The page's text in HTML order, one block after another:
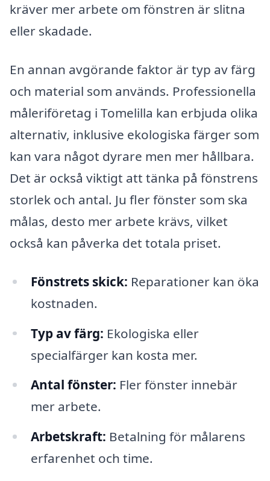
kräver mer arbete om fönstren är slitna
eller skadade.
En annan avgörande faktor är typ av färg
och material som används. Professionella
måleriföretag i Tomelilla kan erbjuda olika
alternativ, inklusive ekologiska färger som
kan vara något dyrare men mer hållbara.
Det är också viktigt att tänka på fönstrens
storlek och antal. Ju fler fönster som ska
målas, desto mer arbete krävs, vilket
också kan påverka det totala priset.
Fönstrets skick: Reparationer kan öka
kostnaden.
Typ av färg: Ekologiska eller
specialfärger kan kosta mer.
Antal fönster: Fler fönster innebär
mer arbete.
Arbetskraft: Betalning för målarens
erfarenhet och time.